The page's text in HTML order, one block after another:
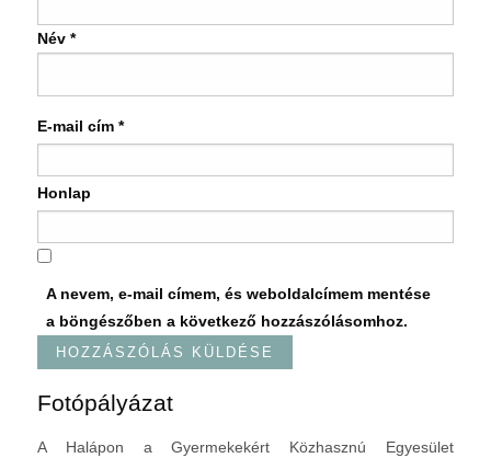
Név *
E-mail cím *
Honlap
A nevem, e-mail címem, és weboldalcímem mentése
a böngészőben a következő hozzászólásomhoz.
Fotópályázat
A Halápon a Gyermekekért Közhasznú Egyesület